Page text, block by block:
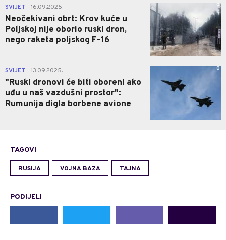
SVIJET 16.09.2025.
Neočekivani obrt: Krov kuće u
Poljskoj nije oborio ruski dron,
nego raketa poljskog F-16
0
SVIJET 13.09.2025.
"Ruski dronovi će biti oboreni ako
uđu u naš vazdušni prostor":
Rumunija digla borbene avione
0
TAGOVI
RUSIJA VOJNA BAZA TAJNA
PODIJELI